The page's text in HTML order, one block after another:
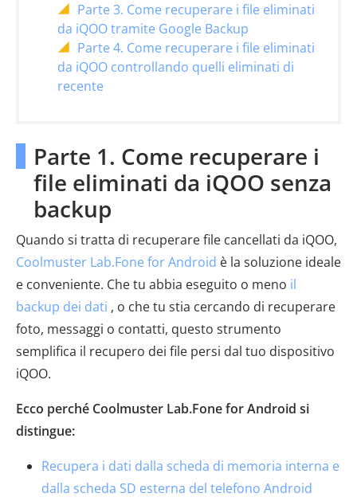
Parte 3. Come recuperare i file eliminati
da iQOO tramite Google Backup
Parte 4. Come recuperare i file eliminati
da iQOO controllando quelli eliminati di
recente
Parte 1. Come recuperare i
file eliminati da iQOO senza
backup
Quando si tratta di recuperare file cancellati da iQOO,
Coolmuster Lab.Fone for Android è la soluzione ideale
e conveniente. Che tu abbia eseguito o meno il
backup dei dati , o che tu stia cercando di recuperare
foto, messaggi o contatti, questo strumento
semplifica il recupero dei file persi dal tuo dispositivo
iQOO.
Ecco perché Coolmuster Lab.Fone for Android si
distingue:
Recupera i dati dalla scheda di memoria interna e
dalla scheda SD esterna del telefono Android